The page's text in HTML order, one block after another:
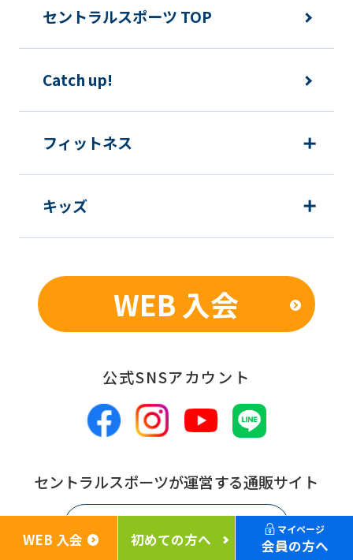
セントラルスポーツ TOP
Catch up!
フィットネス
キッズ
WEB 入会
公式SNSアカウント
セントラルスポーツが運営する通販サイト
WEB 入会 初めての方へ
マイページ
会員の方へ